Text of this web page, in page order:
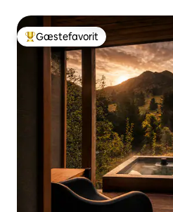
Bedste gæstefavorit
Gæstefavorit